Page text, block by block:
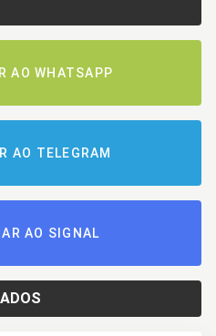
AO WHATSAPP
AO TELEGRAM
AO SIGNAL